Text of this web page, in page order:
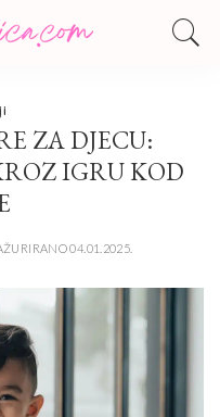
ZA DJECU:
IGRU KOD
04.01.2025.